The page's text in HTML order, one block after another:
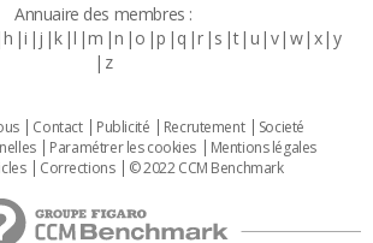
Annuaire des membres :
h i j k l m n o p q r s t u v w x y
z
Contact Publicité Recrutement
Societé
Paramétrer les cookies
Mentions légales
Corrections © 2022 CCM Benchmark